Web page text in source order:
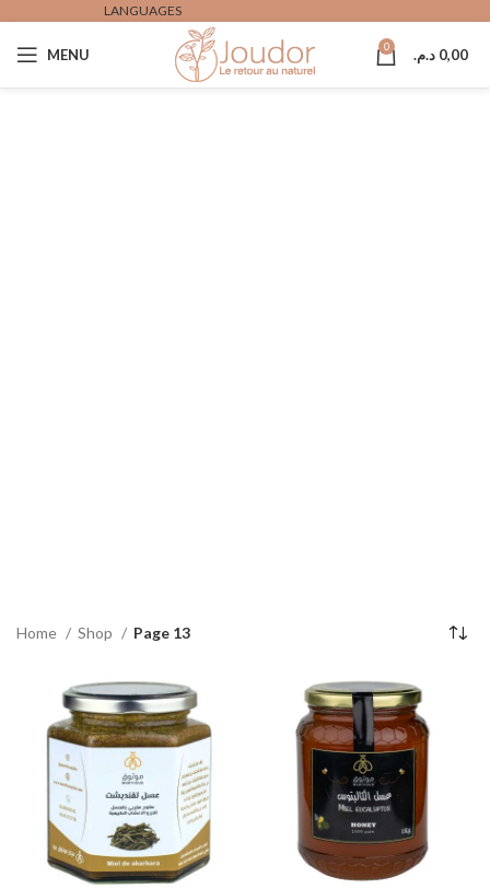
LANGUAGES
MENU 0 0,00 د.م.
Home Shop Page 13